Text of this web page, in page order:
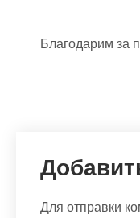
Благодарим за
Для отправки